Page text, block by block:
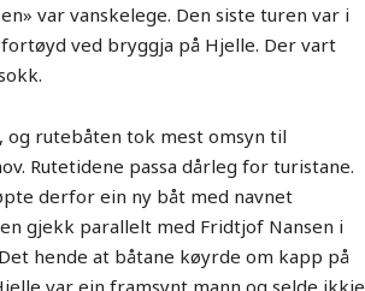
var vanskelege. Den siste turen var i
ved bryggja på Hjelle. Der vart
og rutebåten tok mest omsyn til
Rutetidene passa dårleg for turistane.
derfor ein ny båt med navnet
gjekk parallelt med Fridtjof Nansen i
hende at båtane køyrde om kapp på
var ein framsynt mann og selde ikkje